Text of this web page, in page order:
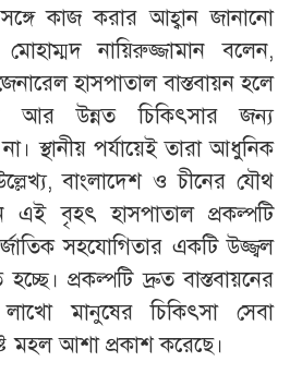
কাজ করার আহ্বান জানানো
নায়িরুজ্জামান বলেন,
হাসপাতাল বাস্তবায়ন হলে
আর উন্নত চিকিৎসার জন্য
স্থানীয় পর্যায়েই তারা আধুনিক
বাংলাদেশ ও চীনের যৌথ
এই বৃহৎ হাসপাতাল প্রকল্পটি
সহযোগিতার একটি উজ্জ্বল
হচ্ছে। প্রকল্পটি দ্রুত বাস্তবায়নের
লাখো মানুষের চিকিৎসা সেবা
মহল আশা প্রকাশ করেছে।